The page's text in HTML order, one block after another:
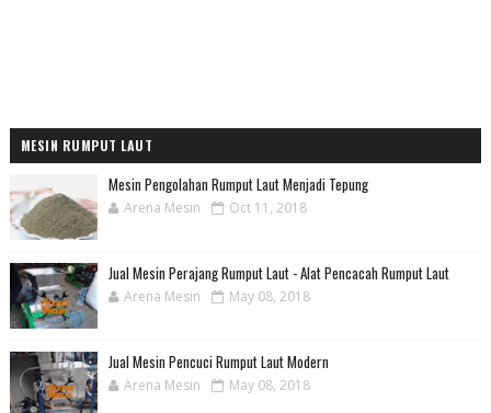
MESIN RUMPUT LAUT
Mesin Pengolahan Rumput Laut Menjadi Tepung
Arena Mesin Oct 11, 2018
Jual Mesin Perajang Rumput Laut - Alat Pencacah Rumput Laut
Arena Mesin May 08, 2018
Jual Mesin Pencuci Rumput Laut Modern
Arena Mesin May 08, 2018